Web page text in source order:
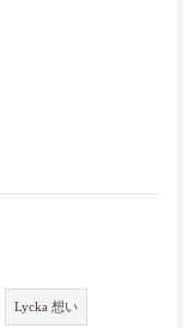
Lycka 想い